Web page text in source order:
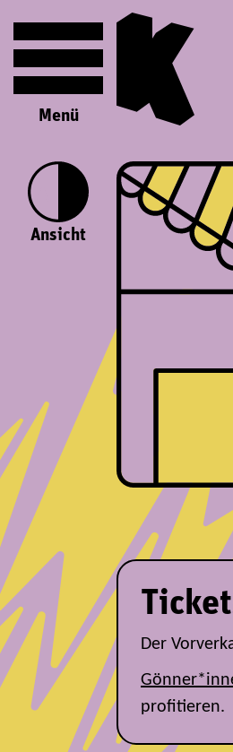
Menü
Ansicht
Der
profitieren.